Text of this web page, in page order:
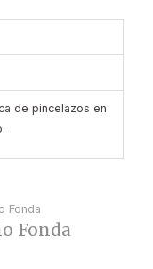
de pincelazos en
Fonda